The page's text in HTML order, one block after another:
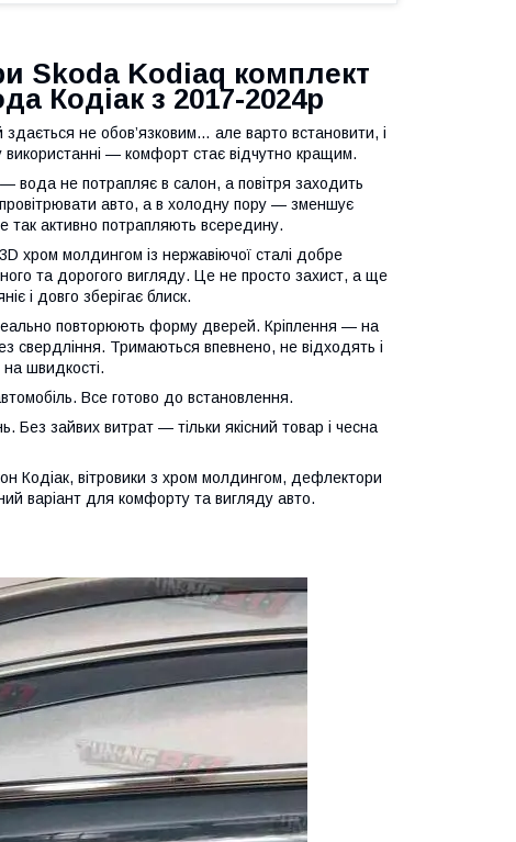
Skoda Kodiaq комплект
Кодіак з 2017-2024р
не обов’язковим… але варто встановити, і
— комфорт стає відчутно кращим.
вода не потрапляє в салон, а повітря заходить
авто, а в холодну пору — зменшує
так активно потрапляють всередину.
хром молдингом із нержавіючої сталі добре
та дорогого вигляду. Це не просто захист, а ще
і довго зберігає блиск.
повторюють форму дверей. Кріплення — на
свердління. Тримаються впевнено, не відходять і
швидкості.
Все готово до встановлення.
зайвих витрат — тільки якісний товар і чесна
Кодіак, вітровики з хром молдингом, дефлектори
варіант для комфорту та вигляду авто.